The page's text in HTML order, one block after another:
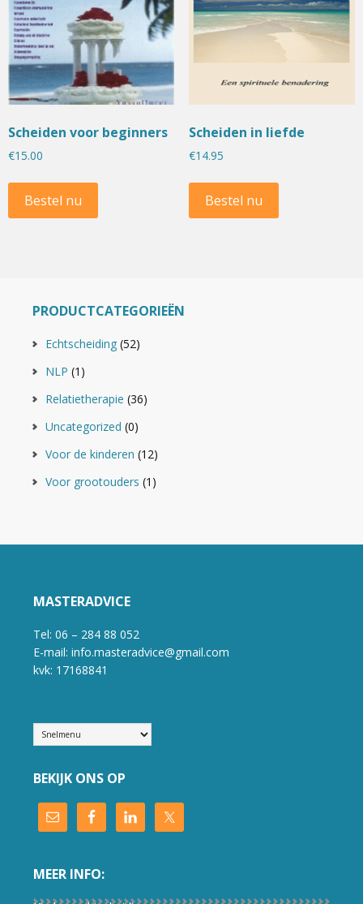
Scheiden voor beginners
€15.00
Bestel nu
Scheiden in liefde
€14.95
Bestel nu
PRODUCTCATEGORIEËN
Echtscheiding (52)
NLP (1)
Relatietherapie (36)
Uncategorized (0)
Voor de kinderen (12)
Voor grootouders (1)
MASTERADVICE
Tel: 06 – 284 88 052
E-mail: info.masteradvice@gmail.com
kvk: 17168841
BEKIJK ONS OP
MEER INFO: